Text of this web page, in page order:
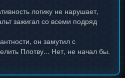
логику не нарушает,
зажигал со всеми подряд
он замутил с
Плотву... Нет, не начал бы.